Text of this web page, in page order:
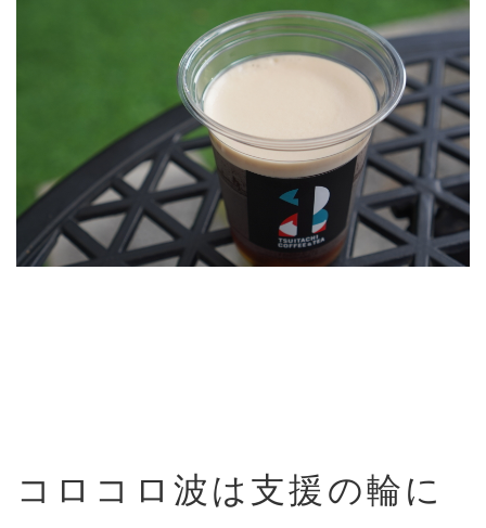
コロコロ波は支援の輪に